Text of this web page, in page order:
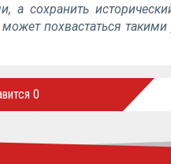
а сохранить
похвастаться
0